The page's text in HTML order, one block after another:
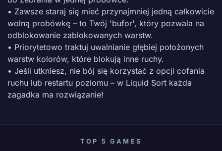
• Zawsze staraj się mieć przynajmniej jedną całkowicie
wolną probówkę – to Twój 'bufor', który pozwala na
odblokowanie zablokowanych warstw.
• Priorytetowo traktuj uwalnianie głębiej położonych
warstw kolorów, które blokują inne ruchy.
• Jeśli utkniesz, nie bój się korzystać z opcji cofania
ruchu lub restartu poziomu – w Liquid Sort każda
zagadka ma rozwiązanie!
TOP 5 GAMES